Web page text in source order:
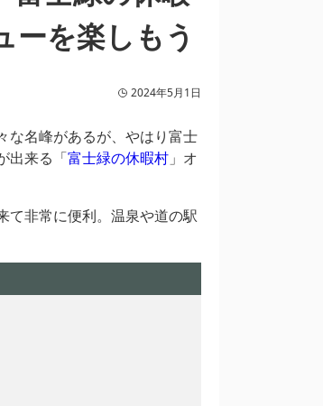
ーを楽しもう
2024年5月1日
な名峰があるが、やはり富士
出来る「富士緑の休暇村 」オ
て非常に便利。温泉や道の駅